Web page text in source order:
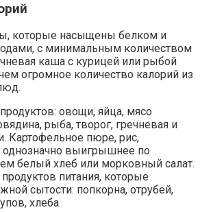
которые насыщены белком и
с минимальным количеством
каша с курицей или рыбой
огромное количество калорий из
овощи, яйца, мясо
рыба, творог, гречневая и
Картофельное пюре, рис,
однозначно выигрышнее по
белый хлеб или морковный салат.
продуктов питания, которые
сытости: попкорна, отрубей,
хлеба.